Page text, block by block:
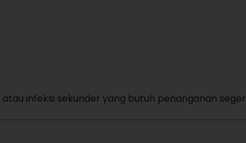
atau infeksi sekunder yang butuh penanganan